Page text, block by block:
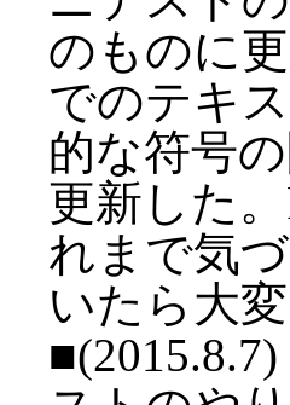
のものに
でのテキ
的な符号
更新した
れまで気
いたら大